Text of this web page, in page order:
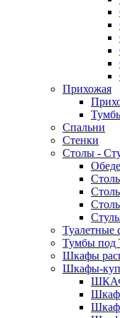
Прихожая
Спальни
Стенки
Столы -
Туалетные
Тумбы под
Шкафы
Шкафы-